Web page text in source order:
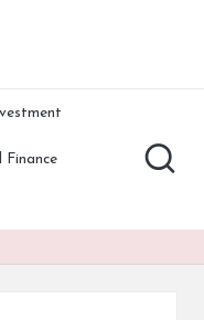
Finance